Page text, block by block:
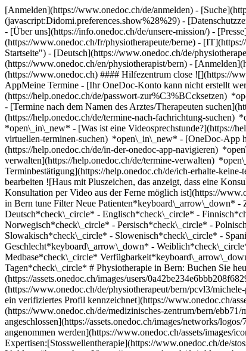
[Anmelden](https://www.onedoc.ch/de/anmelden) -
(javascript:Didomi.preferences.show%28%29) -
- [Über uns](https://info.onedoc.ch/de/unsere-mission/) -
(https://www.onedoc.ch/fr/physiotherapeute/berne) -
Startseite") - [Deutsch](https://www.onedoc.ch/de/
(https://www.onedoc.ch/en/physiotherapist/bern) -
(https://www.onedoc.ch) #### Hilfezentrum close ![](https://
AppMeine Termine - [Ihr OneDoc-Konto kann nicht erstellt
(https://help.onedoc.ch/de/passwort-zur%C3%BCcksetzen)
- [Termine nach dem Namen des Arztes/Therapeuten
(https://help.onedoc.ch/de/termine-nach-fachrichtung-suchen)
*open\_in\_new* - [Was ist eine Videosprechstunde?](https://
virtuellen-terminen-suchen) *open\_in\_new* - [OneDoc-App
(https://help.onedoc.ch/de/in-der-onedoc-app-navigieren)